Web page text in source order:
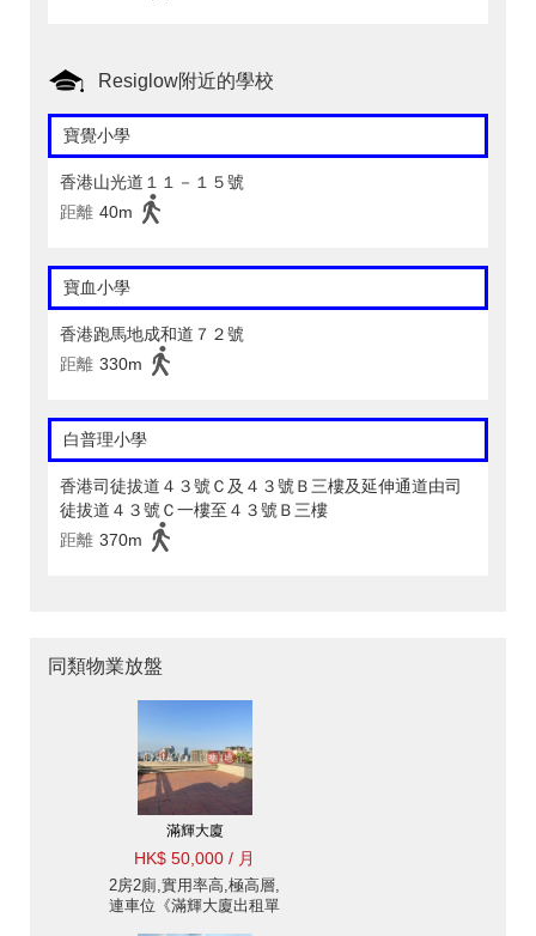
Resiglow附近的學校
寶覺小學
香港山光道１１－１５號
距離 40m
寶血小學
香港跑馬地成和道７２號
距離 330m
白普理小學
香港司徒拔道４３號Ｃ及４３號Ｂ三樓及延伸通道由司
徒拔道４３號Ｃ一樓至４３號Ｂ三樓
距離 370m
同類物業放盤
滿輝大廈
HK$ 50,000 / 月
2房2廁,實用率高,極高層,
連車位《滿輝大廈出租單